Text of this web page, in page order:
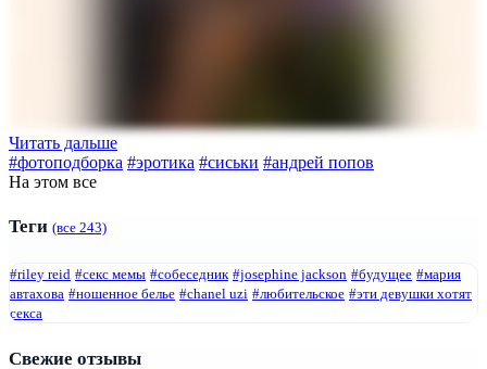
Читать дальше
#фотоподборка #эротика #сиськи #андрей попов
На этом все
Теги (все 243)
#riley reid #секс мемы #собеседник #josephine jackson #будущее #мария
автахова #ношенное белье #chanel uzi #любительское #эти девушки хотят
секса
Свежие отзывы